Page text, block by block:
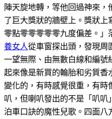
陣天旋地轉，等他回過神來
了巨大獎狀的牆壁上。獎狀
零點零零零零零九度偏差。
養女人從車窗探出頭，發現周
一望無際、由無數白線和編號
起來像是新買的輪胎和劣質
變化的，有時感覺很重，有時
叭，但喇叭發出的不是「叭
泊車口訣的魔性兒歌。四面八